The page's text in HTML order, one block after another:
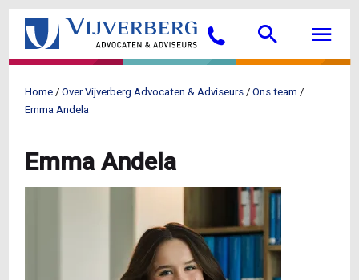
Overslaan
de
gaan
Bellen Search
Kruimelpad
Home Over Vijverberg Advocaten & Adviseurs
Ons team
Emma Andela
Emma Andela